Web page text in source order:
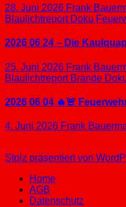
28. Juni 2026 Frank
Blaulichtreport Doku
2026 06 24 – Die
25. Juni 2026 Frank
Blaulichtreport Brände
2026 06 04 🔥🚨
4. Juni 2026 Frank
Stolz präsentiert von
Home
AGB
Datenschutz